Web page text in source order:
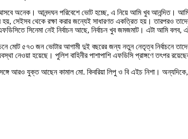
অনেক। আনন্দঘন পরিবেশে ভোট হচ্ছে, এ নিয়ে আমি খুব আনন্দিত। আমি
হয়, সেইসব থেকে রক্ষা করার জন্যেই সাধারণত একত্রিত হয়। তারপরও
সিনেমা নেই নির্বাচন আছে, নির্বাচন খুব জমজমাট। এটা আমি বলব,
মোট ৫৭৩ জন ভোটার আগামী দুই বছরের জন্য নতুন নেতৃত্ব নির্বাচনে
নেওয়া হয়েছে। পুলিশ বাহিনীর পাশাপাশি এফডিসি প্রাঙ্গণে তৎপর
আরও যুক্ত আছেন কামাল মো. কিবরিয়া লিপু ও বি এইচ নিশা। অন্যদিকে,